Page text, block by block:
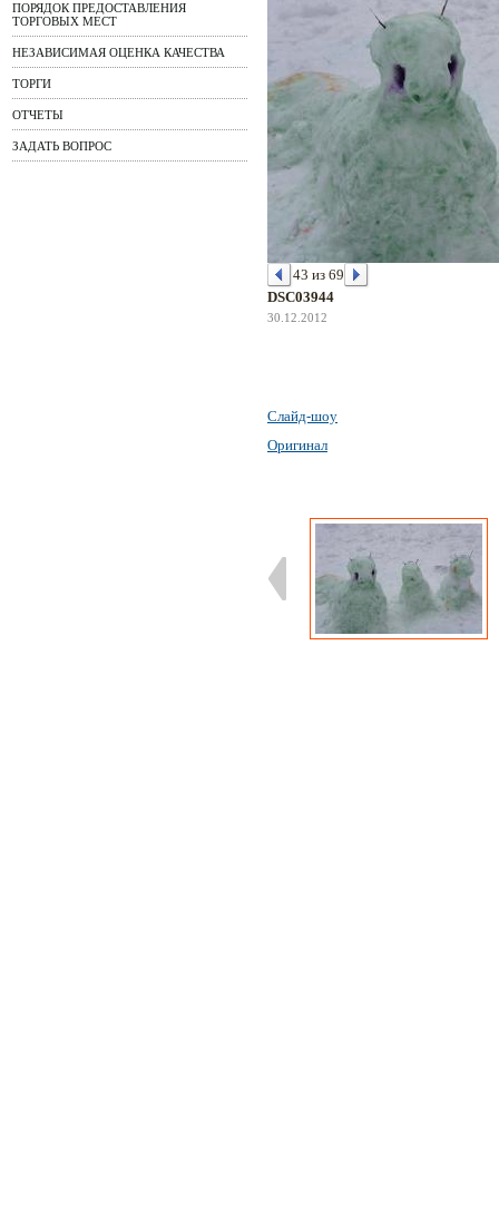
ПОРЯДОК ПРЕДОСТАВЛЕНИЯ
ТОРГОВЫХ МЕСТ
НЕЗАВИСИМАЯ ОЦЕНКА КАЧЕСТВА
ТОРГИ
ОТЧЕТЫ
ЗАДАТЬ ВОПРОС
43 из 69
DSC03944
30.12.2012
Слайд-шоу
Оригинал